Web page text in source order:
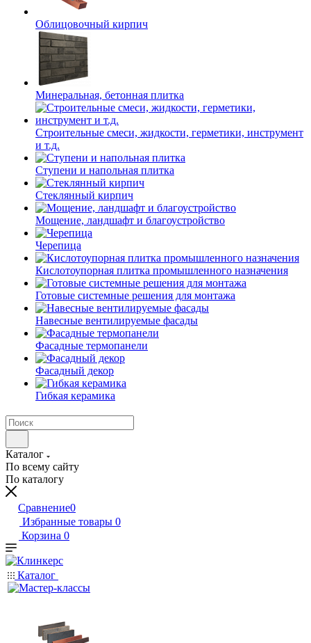
Облицовочный кирпич
Минеральная, бетонная плитка
Строительные смеси, жидкости, герметики, инструмент
и т.д.
Ступени и напольная плитка
Cтеклянный кирпич
Мощение, ландшафт и благоустройство
Черепица
Кислотоупорная плитка промышленного назначения
Готовые системные решения для монтажа
Навесные вентилируемые фасады
Фасадные термопанели
Фасадный декор
Гибкая керамика
Каталог
По всему сайту
По каталогу
Сравнение0
Избранные товары 0
Корзина 0
Каталог